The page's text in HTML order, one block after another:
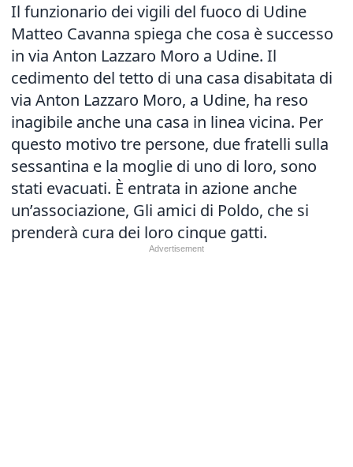
Il funzionario dei vigili del fuoco di Udine
Matteo Cavanna spiega che cosa è successo
in via Anton Lazzaro Moro a Udine. Il
cedimento del tetto di una casa disabitata di
via Anton Lazzaro Moro, a Udine, ha reso
inagibile anche una casa in linea vicina. Per
questo motivo tre persone, due fratelli sulla
sessantina e la moglie di uno di loro, sono
stati evacuati. È entrata in azione anche
un’associazione, Gli amici di Poldo, che si
prenderà cura dei loro cinque gatti.